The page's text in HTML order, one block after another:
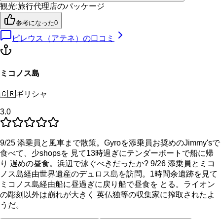
観光:旅行代理店のパッケージ
参考になった0
ピレウス（アテネ） の口コミ
ミコノス島
🇬🇷ギリシャ
3.0
9/25 添乗員と風車まで散策。Gyroを添乗員お奨めのJimmy'sで
食べて、少shopsを 見て13時過ぎにテンダーボートで船に帰
り 遅めの昼食。浜辺で泳ぐべきだったか? 9/26 添乗員とミコ
ノス島経由世界遺産のデュロス島を訪問。1時間余遺跡を見て
ミコノス島経由船に昼過ぎに戻り船で昼食を とる。ライオン
の彫刻以外は崩れが大きく 英仏独等の収集家に搾取されたよ
うだ。